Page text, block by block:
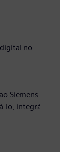
no
Siemens
lo, integrá-